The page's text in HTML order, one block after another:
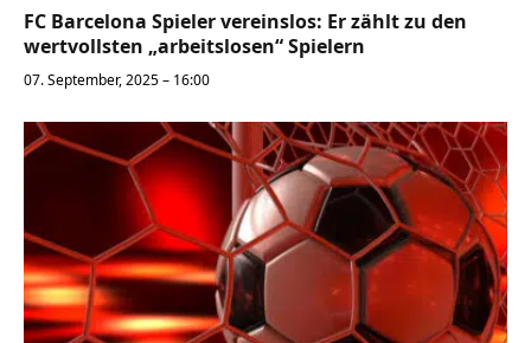
FC Barcelona Spieler vereinslos: Er zählt zu den
wertvollsten „arbeitslosen“ Spielern
07. September, 2025 – 16:00